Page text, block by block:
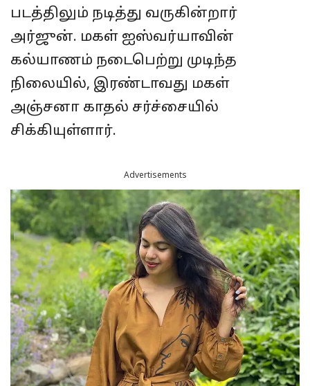
படத்திலும் நடித்து வருகின்றார்
அர்ஜுன். மகள் ஐஸ்வர்யாவின்
கல்யாணம் நடைபெற்று முடிந்த
நிலையில், இரண்டாவது மகள்
அஞ்சனா காதல் சர்ச்சையில்
சிக்கியுள்ளார்.
Advertisements